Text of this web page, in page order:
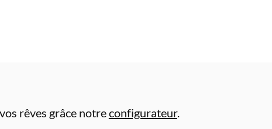
rêves grâce notreconfigurateur.